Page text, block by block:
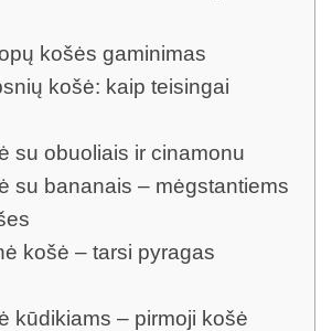
košės gaminimas
košė: kaip teisingai
su obuoliais ir cinamonu
su bananais – mėgstantiems
košė – tarsi pyragas
kūdikiams – pirmoji košė